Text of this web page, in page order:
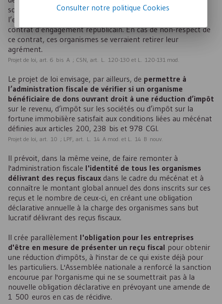
soumettant la délivrance de l’agrément de service civique à
l’engagement des organismes demandeurs à respecter le
contrat d’engagement républicain. En cas de non-respect de
ce contrat, ces organismes se verraient retirer leur
agrément.
Projet de loi, art. 6 bis A ; CSN, art. L. 120-130 et L. 120-131 mod.
Le projet de loi envisage, par ailleurs, de permettre à
l’administration fiscale de vérifier si un organisme
bénéficiaire de dons ouvrant droit à une réduction d’impôt
sur le revenu, d’impôt sur les sociétés ou d’impôt sur la
fortune immobilière satisfait aux conditions liées au mécénat
définies aux articles 200, 238 bis et 978 CGI.
Projet de loi, art. 10 ; LPF, art. L. 14 A mod. et L. 14 B nouv.
Il prévoit, dans la même veine, de faire remonter à
l'administration fiscale l'identité de tous les organismes
délivrant des reçus fiscaux dans le cadre du mécénat et à
connaître le montant global annuel des dons inscrits sur ces
reçus et le nombre de ceux-ci, en créant une obligation
déclarative annuelle à la charge des organismes sans but
lucratif délivrant des reçus fiscaux.
Il crée parallèlement l'obligation pour les entreprises
d'être en mesure de présenter un reçu fiscal pour obtenir
une réduction d'impôts, à l'instar de ce qui existe déjà pour
les particuliers. L'Assemblée nationale a renforcé la sanction
encourue par l'organisme qui ne se soumettrait pas à la
nouvelle obligation déclarative en prévoyant une amende de
1 500 euros en cas de récidive.
Consulter notre politiqueCookies